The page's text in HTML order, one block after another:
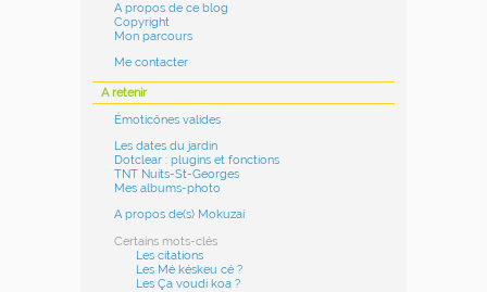
A propos de ce blog
Copyright
Mon parcours
Me contacter
A retenir
Émoticônes valides
Les dates du jardin
Dotclear : plugins et fonctions
TNT Nuits-St-Georges
Mes albums-photo
A propos de(s) Mokuzai
Certains mots-clés
Les citations
Les Mé késkeu cé ?
Les Ça voudi koa ?